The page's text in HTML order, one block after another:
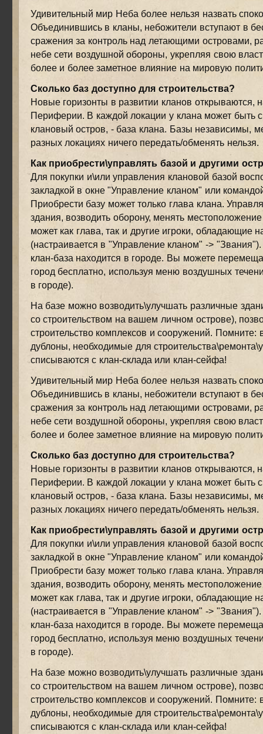
Удивительный мир Неба более нельзя назвать
Объединившись в кланы, небожители вступают в
сражения за контроль над летающими островами,
небе сети воздушной обороны, укрепляя свою
более и более заметное влияние на мировую
Сколько баз доступно для строительства?
Новые горизонты в развитии кланов открываются,
Периферии. В каждой локации у клана может быть
клановый остров, - база клана. Базы независимы,
разных локациях ничего передать/обменять нельзя.
Как приобрести\управлять базой и другими
Для покупки и\или управления клановой базой
закладкой в окне "Управление кланом" или
Приобрести базу может только глава клана.
здания, возводить оборону, менять
может как глава, так и другие игроки, обладающие
(настраивается в "Управление кланом" ->
клан-база находится в городе. Вы можете
город бесплатно, используя меню воздушных
в городе).
На базе можно возводить\улучшать различные
со строительством на вашем личном острове),
строительство комплексов и сооружений. Помните:
дублоны, необходимые для
списываются с клан-склада или клан-сейфа!
Удивительный мир Неба более нельзя назвать
Объединившись в кланы, небожители вступают в
сражения за контроль над летающими островами,
небе сети воздушной обороны, укрепляя свою
более и более заметное влияние на мировую
Сколько баз доступно для строительства?
Новые горизонты в развитии кланов открываются,
Периферии. В каждой локации у клана может быть
клановый остров, - база клана. Базы независимы,
разных локациях ничего передать/обменять нельзя.
Как приобрести\управлять базой и другими
Для покупки и\или управления клановой базой
закладкой в окне "Управление кланом" или
Приобрести базу может только глава клана.
здания, возводить оборону, менять
может как глава, так и другие игроки, обладающие
(настраивается в "Управление кланом" ->
клан-база находится в городе. Вы можете
город бесплатно, используя меню воздушных
в городе).
На базе можно возводить\улучшать различные
со строительством на вашем личном острове),
строительство комплексов и сооружений. Помните:
дублоны, необходимые для
списываются с клан-склада или клан-сейфа!